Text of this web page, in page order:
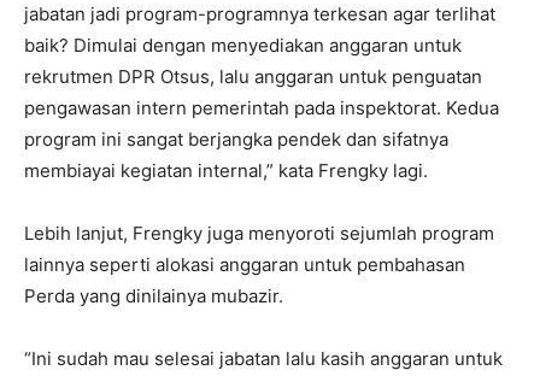
jabatan jadi program-programnya terkesan agar terlihat
baik? Dimulai dengan menyediakan anggaran untuk
rekrutmen DPR Otsus, lalu anggaran untuk penguatan
pengawasan intern pemerintah pada inspektorat. Kedua
program ini sangat berjangka pendek dan sifatnya
membiayai kegiatan internal,” kata Frengky lagi.
Lebih lanjut, Frengky juga menyoroti sejumlah program
lainnya seperti alokasi anggaran untuk pembahasan
Perda yang dinilainya mubazir.
“Ini sudah mau selesai jabatan lalu kasih anggaran untuk